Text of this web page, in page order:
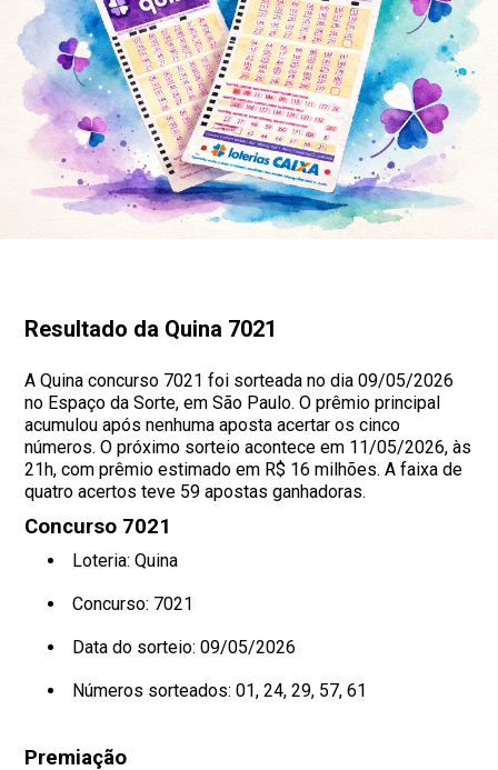
Resultado da Quina 7021
A Quina concurso 7021 foi sorteada no dia 09/05/2026
no Espaço da Sorte, em São Paulo. O prêmio principal
acumulou após nenhuma aposta acertar os cinco
números. O próximo sorteio acontece em 11/05/2026, às
21h, com prêmio estimado em R$ 16 milhões. A faixa de
quatro acertos teve 59 apostas ganhadoras.
Concurso 7021
Loteria: Quina
Concurso: 7021
Data do sorteio: 09/05/2026
Números sorteados: 01, 24, 29, 57, 61
Premiação